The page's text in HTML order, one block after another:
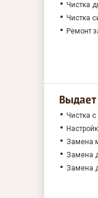
Чистка
Чистка
Ремонт
Чистка
Замена
Замена
Замена